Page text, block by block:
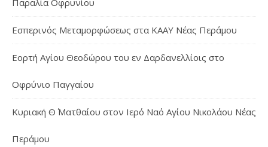
Παραλία Οφρυνίου
Εσπερινός Μεταμορφώσεως στα ΚΑΑΥ Νέας Περάμου
Εορτή Αγίου Θεοδώρου του εν Δαρδανελλίοις στο
Οφρύνιο Παγγαίου
Κυριακή Θ΄ Ματθαίου στον Ιερό Ναό Αγίου Νικολάου Νέας
Περάμου